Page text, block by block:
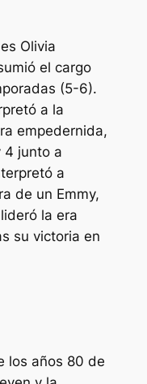
Olivia
el cargo
(5-6).
a la
empedernida,
4 junto a
a
de un Emmy,
la era
su victoria en
los años 80 de